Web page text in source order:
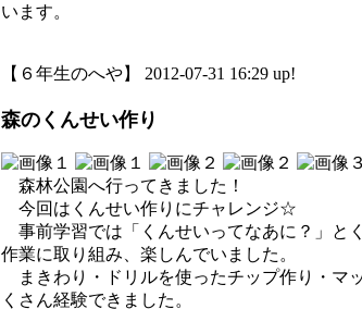
います。
【６年生のへや】 2012-07-31 16:29 up!
森のくんせい作り
森林公園へ行ってきました！
今回はくんせい作りにチャレンジ☆
事前学習では「くんせいってなあに？」と
作業に取り組み、楽しんでいました。
まきわり・ドリルを使ったチップ作り・マ
くさん経験できました。